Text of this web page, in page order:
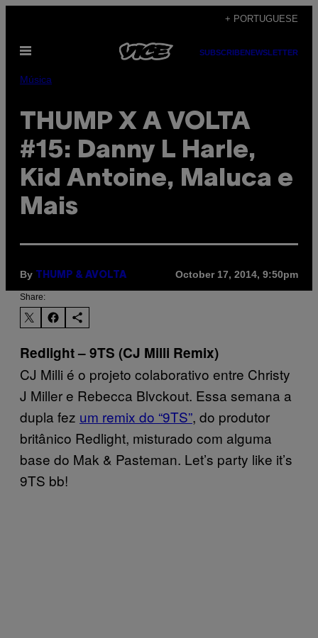
content
+ PORTUGUESE
Open
SUBSCRIBENEWSLETTER
Música
THUMP X A VOLTA
#15: Danny L Harle,
Kid Antoine, Maluca e
Mais
By THUMP & AVOLTA October 17, 2014, 9:50pm
Share:
Redlight – 9TS (CJ Milli Remix)
CJ Milli é o projeto colaborativo entre Christy
J Miller e Rebecca Blvckout. Essa semana a
dupla fez um remix do “9TS”, do produtor
britânico Redlight, misturado com alguma
base do Mak & Pasteman. Let’s party like it’s
9TS bb!